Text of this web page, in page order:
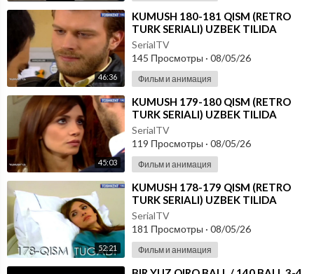
46:36
⁣KUMUSH 180-181 QISM (RETRO
TURK SERIALI) UZBEK TILIDA
SerialTV
145 Просмотры · 08/05/26
Фильм и анимация
45:03
⁣KUMUSH 179-180 QISM (RETRO
TURK SERIALI) UZBEK TILIDA
SerialTV
119 Просмотры · 08/05/26
Фильм и анимация
52:21
⁣KUMUSH 178-179 QISM (RETRO
TURK SERIALI) UZBEK TILIDA
SerialTV
181 Просмотры · 08/05/26
Фильм и анимация